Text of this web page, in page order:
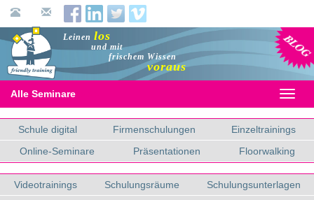
Blog
Leinen los
und mit
frischem Wissen
voraus
Alle Seminare
Schule digital Firmenschulungen
Einzeltrainings
Online-Seminare
Präsentationen Floorwalking
Videotrainings Schulungsräume
Schulungsunterlagen